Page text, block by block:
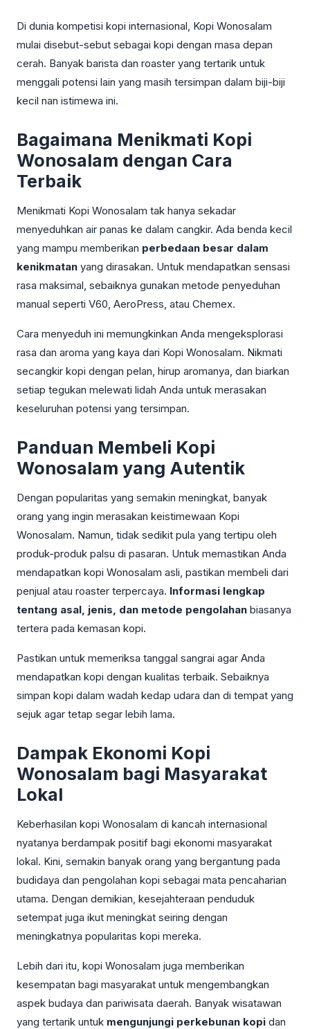
Di dunia kompetisi kopi internasional, Kopi Wonosalam
mulai disebut-sebut sebagai kopi dengan masa depan
cerah. Banyak barista dan roaster yang tertarik untuk
menggali potensi lain yang masih tersimpan dalam biji-biji
kecil nan istimewa ini.
Bagaimana Menikmati Kopi
Wonosalam dengan Cara
Terbaik
Menikmati Kopi Wonosalam tak hanya sekadar
menyeduhkan air panas ke dalam cangkir. Ada benda kecil
yang mampu memberikan perbedaan besar dalam
kenikmatan yang dirasakan. Untuk mendapatkan sensasi
rasa maksimal, sebaiknya gunakan metode penyeduhan
manual seperti V60, AeroPress, atau Chemex.
Cara menyeduh ini memungkinkan Anda mengeksplorasi
rasa dan aroma yang kaya dari Kopi Wonosalam. Nikmati
secangkir kopi dengan pelan, hirup aromanya, dan biarkan
setiap tegukan melewati lidah Anda untuk merasakan
keseluruhan potensi yang tersimpan.
Panduan Membeli Kopi
Wonosalam yang Autentik
Dengan popularitas yang semakin meningkat, banyak
orang yang ingin merasakan keistimewaan Kopi
Wonosalam. Namun, tidak sedikit pula yang tertipu oleh
produk-produk palsu di pasaran. Untuk memastikan Anda
mendapatkan kopi Wonosalam asli, pastikan membeli dari
penjual atau roaster terpercaya. Informasi lengkap
tentang asal, jenis, dan metode pengolahan biasanya
tertera pada kemasan kopi.
Pastikan untuk memeriksa tanggal sangrai agar Anda
mendapatkan kopi dengan kualitas terbaik. Sebaiknya
simpan kopi dalam wadah kedap udara dan di tempat yang
sejuk agar tetap segar lebih lama.
Dampak Ekonomi Kopi
Wonosalam bagi Masyarakat
Lokal
Keberhasilan kopi Wonosalam di kancah internasional
nyatanya berdampak positif bagi ekonomi masyarakat
lokal. Kini, semakin banyak orang yang bergantung pada
budidaya dan pengolahan kopi sebagai mata pencaharian
utama. Dengan demikian, kesejahteraan penduduk
setempat juga ikut meningkat seiring dengan
meningkatnya popularitas kopi mereka.
Lebih dari itu, kopi Wonosalam juga memberikan
kesempatan bagi masyarakat untuk mengembangkan
aspek budaya dan pariwisata daerah. Banyak wisatawan
yang tertarik untuk mengunjungi perkebunan kopi dan